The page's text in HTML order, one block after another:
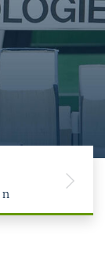
Next